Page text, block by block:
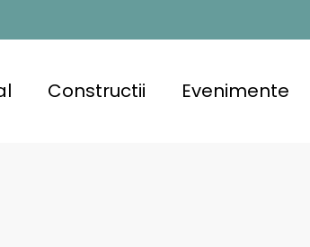
Constructii Evenimente